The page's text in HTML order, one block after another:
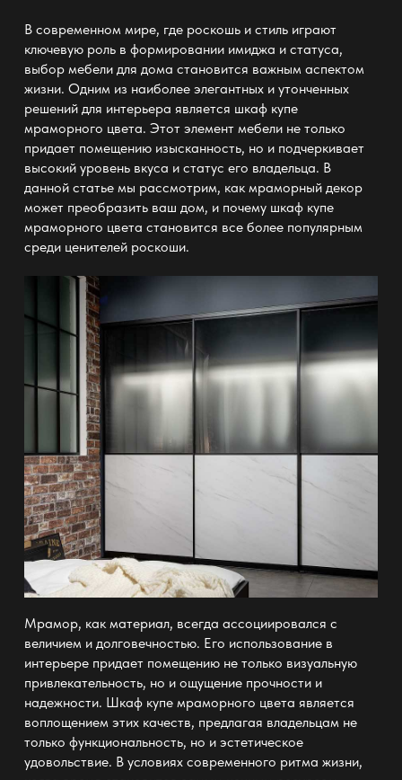
В современном мире, где роскошь и стиль играют
ключевую роль в формировании имиджа и статуса,
выбор мебели для дома становится важным аспектом
жизни. Одним из наиболее элегантных и утонченных
решений для интерьера является шкаф купе
мраморного цвета. Этот элемент мебели не только
придает помещению изысканность, но и подчеркивает
высокий уровень вкуса и статус его владельца. В
данной статье мы рассмотрим, как мраморный декор
может преобразить ваш дом, и почему шкаф купе
мраморного цвета становится все более популярным
среди ценителей роскоши.
Мрамор, как материал, всегда ассоциировался с
величием и долговечностью. Его использование в
интерьере придает помещению не только визуальную
привлекательность, но и ощущение прочности и
надежности. Шкаф купе мраморного цвета является
воплощением этих качеств, предлагая владельцам не
только функциональность, но и эстетическое
удовольствие. В условиях современного ритма жизни,